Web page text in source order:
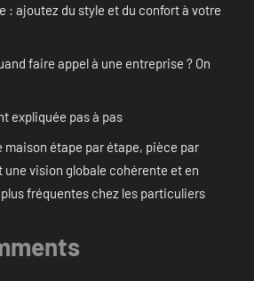
: ajoutez du style et du confort à votre
faire appel à une entreprise ? On
expliquée pas à pas
maison étape par étape, pièce par
vision globale cohérente et en
fréquentes chez les particuliers